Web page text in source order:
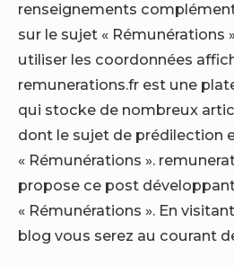
renseignements
sur le sujet « Rémunérations
utiliser les coordonnées
remunerations.fr est une
qui stocke de nombreux
dont le sujet de prédilection
« Rémunérations ».
propose ce post
« Rémunérations ». En
blog vous serez au courant